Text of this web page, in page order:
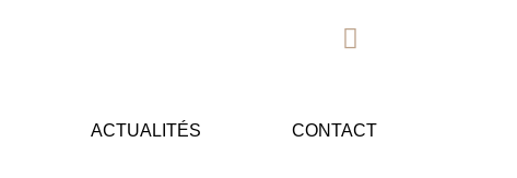
ACTUALITÉS CONTACT